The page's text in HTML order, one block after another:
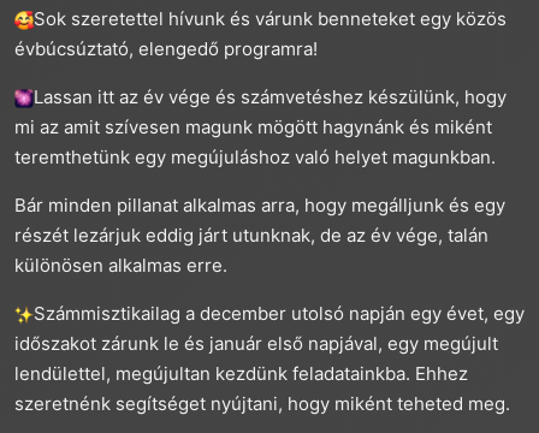
Sok szeretettel hívunk és várunk benneteket egy közös
évbúcsúztató, elengedő programra!
Lassan itt az év vége és számvetéshez készülünk, hogy
mi az amit szívesen magunk mögött hagynánk és miként
teremthetünk egy megújuláshoz való helyet magunkban.
Bár minden pillanat alkalmas arra, hogy megálljunk és egy
részét lezárjuk eddig járt utunknak, de az év vége, talán
különösen alkalmas erre.
Számmisztikailag a december utolsó napján egy évet, egy
időszakot zárunk le és január első napjával, egy megújult
lendülettel, megújultan kezdünk feladatainkba. Ehhez
szeretnénk segítséget nyújtani, hogy miként teheted meg.